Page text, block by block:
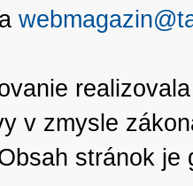
v zmysle
stránok